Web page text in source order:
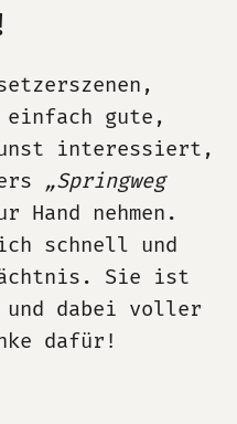
einfach gute,
interessiert,
„Springweg
Hand nehmen.
schnell und
Sie ist
dabei voller
dafür!